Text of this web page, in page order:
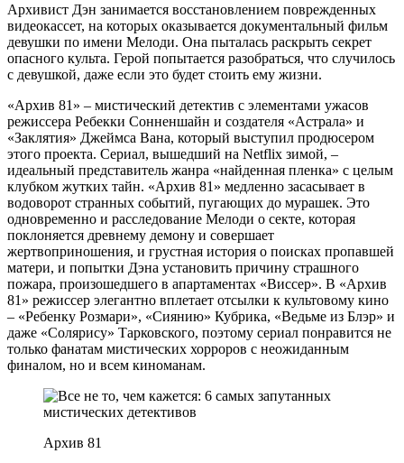
Архивист Дэн занимается восстановлением поврежденных
видеокассет, на которых оказывается документальный фильм
девушки по имени Мелоди. Она пыталась раскрыть секрет
опасного культа. Герой попытается разобраться, что случилось
с девушкой, даже если это будет стоить ему жизни.
«Архив 81» – мистический детектив с элементами ужасов
режиссера Ребекки Сонненшайн и создателя «Астрала» и
«Заклятия» Джеймса Вана, который выступил продюсером
этого проекта. Сериал, вышедший на Netflix зимой, –
идеальный представитель жанра «найденная пленка» с целым
клубком жутких тайн. «Архив 81» медленно засасывает в
водоворот странных событий, пугающих до мурашек. Это
одновременно и расследование Мелоди о секте, которая
поклоняется древнему демону и совершает
жертвоприношения, и грустная история о поисках пропавшей
матери, и попытки Дэна установить причину страшного
пожара, произошедшего в апартаментах «Виссер». В «Архив
81» режиссер элегантно вплетает отсылки к культовому кино
– «Ребенку Розмари», «Сиянию» Кубрика, «Ведьме из Блэр» и
даже «Солярису» Тарковского, поэтому сериал понравится не
только фанатам мистических хорроров с неожиданным
финалом, но и всем киноманам.
Архив 81